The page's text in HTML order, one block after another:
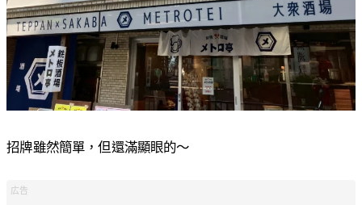
招牌雖然簡單，但還滿顯眼的～